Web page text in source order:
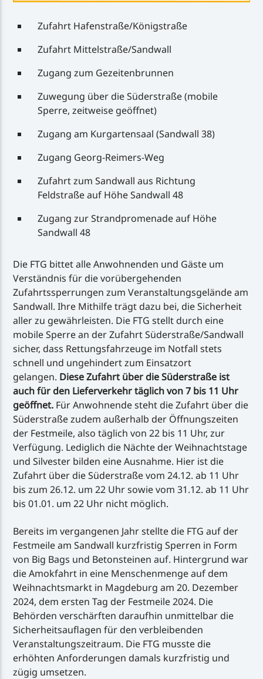
Zufahrt Hafenstraße/Königstraße
Zufahrt Mittelstraße/Sandwall
Zugang zum Gezeitenbrunnen
Zuwegung über die Süderstraße (mobile
Sperre, zeitweise geöffnet)
Zugang am Kurgartensaal (Sandwall 38)
Zugang Georg-Reimers-Weg
Zufahrt zum Sandwall aus Richtung
Feldstraße auf Höhe Sandwall 48
Zugang zur Strandpromenade auf Höhe
Sandwall 48
Die FTG bittet alle Anwohnenden und Gäste um
Verständnis für die vorübergehenden
Zufahrtssperrungen zum Veranstaltungsgelände am
Sandwall. Ihre Mithilfe trägt dazu bei, die Sicherheit
aller zu gewährleisten. Die FTG stellt durch eine
mobile Sperre an der Zufahrt Süderstraße/Sandwall
sicher, dass Rettungsfahrzeuge im Notfall stets
schnell und ungehindert zum Einsatzort
gelangen. Diese Zufahrt über die Süderstraße ist
auch für den Lieferverkehr täglich von 7 bis 11 Uhr
geöffnet. Für Anwohnende steht die Zufahrt über die
Süderstraße zudem außerhalb der Öffnungszeiten
der Festmeile, also täglich von 22 bis 11 Uhr, zur
Verfügung. Lediglich die Nächte der Weihnachtstage
und Silvester bilden eine Ausnahme. Hier ist die
Zufahrt über die Süderstraße vom 24.12. ab 11 Uhr
bis zum 26.12. um 22 Uhr sowie vom 31.12. ab 11 Uhr
bis 01.01. um 22 Uhr nicht möglich.
Bereits im vergangenen Jahr stellte die FTG auf der
Festmeile am Sandwall kurzfristig Sperren in Form
von Big Bags und Betonsteinen auf. Hintergrund war
die Amokfahrt in eine Menschenmenge auf dem
Weihnachtsmarkt in Magdeburg am 20. Dezember
2024, dem ersten Tag der Festmeile 2024. Die
Behörden verschärften daraufhin unmittelbar die
Sicherheitsauflagen für den verbleibenden
Veranstaltungszeitraum. Die FTG musste die
erhöhten Anforderungen damals kurzfristig und
zügig umsetzen.